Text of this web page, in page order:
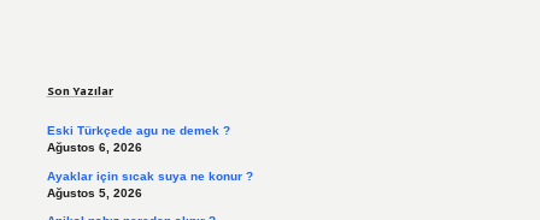
Son Yazılar
Eski Türkçede agu ne demek ?
Ağustos 6, 2026
Ayaklar için sıcak suya ne konur ?
Ağustos 5, 2026